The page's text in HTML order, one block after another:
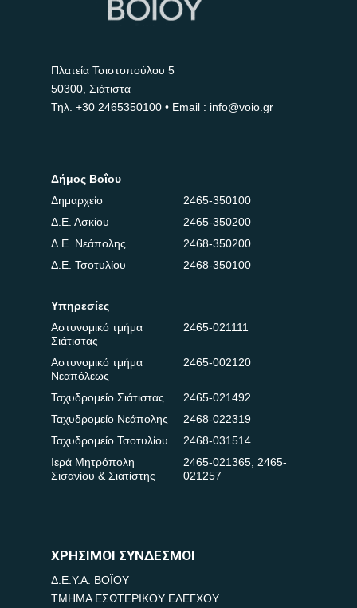
Πλατεία Τσιστοπούλου 5
50300, Σιάτιστα
Τηλ. +30 2465350100 • Email : info@voio.gr
Δήμος Βοΐου
Δημαρχείο
2465-350100
Δ.Ε. Ασκίου
2465-350200
Δ.Ε. Νεάπολης
2468-350200
Δ.Ε. Τσοτυλίου
2468-350100
Υπηρεσίες
Αστυνομικό τμήμα
Σιάτιστας
2465-021111
Αστυνομικό τμήμα
Νεαπόλεως
2465-002120
Ταχυδρομείο Σιάτιστας
2465-021492
Ταχυδρομείο Νεάπολης
2468-022319
Ταχυδρομείο Τσοτυλίου
2468-031514
Ιερά Μητρόπολη
Σισανίου & Σιατίστης
2465-021365, 2465-
021257
ΧΡΗΣΙΜΟΙ ΣΥΝΔΕΣΜΟΙ
Δ.Ε.Υ.Α. ΒΟΪΟΥ
ΤΜΗΜΑ ΕΣΩΤΕΡΙΚΟΥ ΕΛΕΓΧΟΥ